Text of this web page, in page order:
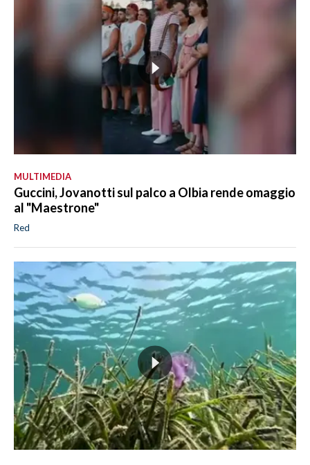
MULTIMEDIA
Guccini, Jovanotti sul palco a Olbia rende omaggio
al "Maestrone"
Red